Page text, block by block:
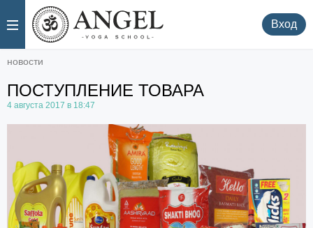
. Вход
новости
ПОСТУПЛЕНИЕ ТОВАРА
4 августа 2017 в 18:47